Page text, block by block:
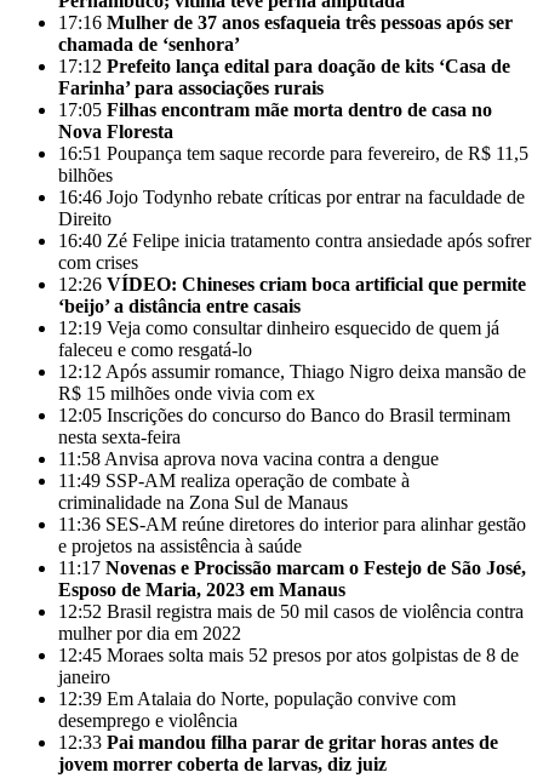
17:16 Mulher de 37 anos esfaqueia três pessoas após ser
chamada de ‘senhora’
17:12 Prefeito lança edital para doação de kits ‘Casa de
Farinha’ para associações rurais
17:05 Filhas encontram mãe morta dentro de casa no
Nova Floresta
16:51 Poupança tem saque recorde para fevereiro, de R$ 11,5
bilhões
16:46 Jojo Todynho rebate críticas por entrar na faculdade de
Direito
16:40 Zé Felipe inicia tratamento contra ansiedade após sofrer
com crises
12:26 VÍDEO: Chineses criam boca artificial que permite
‘beijo’ a distância entre casais
12:19 Veja como consultar dinheiro esquecido de quem já
faleceu e como resgatá-lo
12:12 Após assumir romance, Thiago Nigro deixa mansão de
R$ 15 milhões onde vivia com ex
12:05 Inscrições do concurso do Banco do Brasil terminam
nesta sexta-feira
11:58 Anvisa aprova nova vacina contra a dengue
11:49 SSP-AM realiza operação de combate à
criminalidade na Zona Sul de Manaus
11:36 SES-AM reúne diretores do interior para alinhar gestão
e projetos na assistência à saúde
11:17 Novenas e Procissão marcam o Festejo de São José,
Esposo de Maria, 2023 em Manaus
12:52 Brasil registra mais de 50 mil casos de violência contra
mulher por dia em 2022
12:45 Moraes solta mais 52 presos por atos golpistas de 8 de
janeiro
12:39 Em Atalaia do Norte, população convive com
desemprego e violência
12:33 Pai mandou filha parar de gritar horas antes de
jovem morrer coberta de larvas, diz juiz